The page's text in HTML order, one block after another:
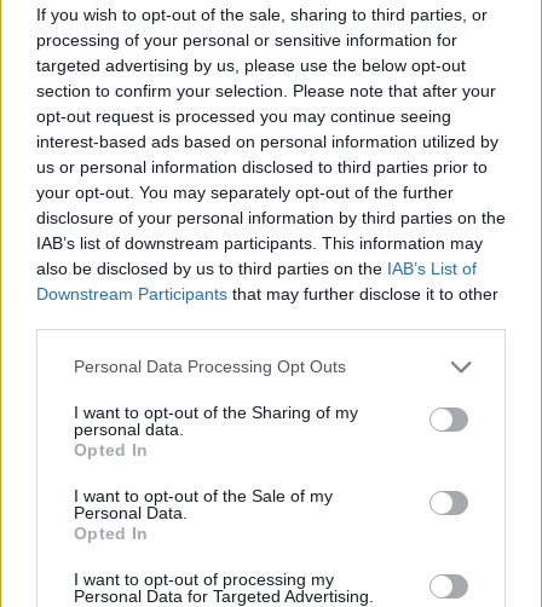
If you wish to opt-out of the sale, sharing to third parties, or
processing of your personal or sensitive information for
targeted advertising by us, please use the below opt-out
section to confirm your selection. Please note that after your
opt-out request is processed you may continue seeing
interest-based ads based on personal information utilized by
us or personal information disclosed to third parties prior to
your opt-out. You may separately opt-out of the further
disclosure of your personal information by third parties on the
IAB’s list of downstream participants. This information may
also be disclosed by us to third parties on the IAB’s List of
Downstream Participants that may further disclose it to other
Personal Data Processing Opt Outs
I want to opt-out of the Sharing of my
personal data.
Opted In
I want to opt-out of the Sale of my
Personal Data.
Opted In
I want to opt-out of processing my
Personal Data for Targeted Advertising.
αυτό και είναι πιθανό να παρατηρηθούν τέτοιου
είδους αλλαγές ακόμη κι αν η γυναίκα δεν έχει
κάνει ποτέ σεξ στη ζωή της.
Μετά τη ρήξη τα μπορεί να υπάρχει πόνος στην
περιοχή, ακόμη και κατά το περπάτημα. Μετά τη
ρήξη αρχίζει η επούλωση, η οποία διαρκεί
συνήθως 3 έως 15 ημέρες, ενώ σε δύο εβδομάδες
η τραυματική επιφάνεια δεν διακρίνεται καν.
Μπορεί να «αναγεννηθεί» ο παρθενικός υμένας;
Μπορεί ένας άντρας να καταλάβει αν η γυναίκα